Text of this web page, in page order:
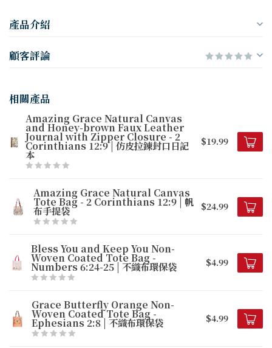
產品介紹
顧客評論
相關產品
Amazing Grace Natural Canvas
and Honey-brown Faux Leather
Journal with Zipper Closure - 2
Corinthians 12:9 | 仿皮拉鍊封口日記
本
$19.99
Amazing Grace Natural Canvas
Tote Bag - 2 Corinthians 12:9 | 帆
布手提袋 $24.99
Bless You and Keep You Non-
Woven Coated Tote Bag -
Numbers 6:24-25 | 不織布環保袋 $4.99
Grace Butterfly Orange Non-
Woven Coated Tote Bag -
Ephesians 2:8 | 不織布環保袋 $4.99